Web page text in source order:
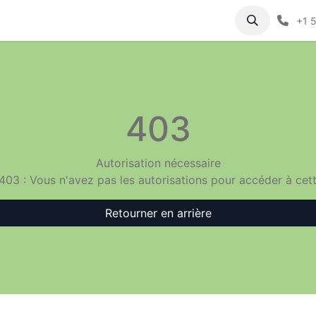
+1
403
Autorisation nécessaire
: Vous n'avez pas les autorisations pour accéder à
Retourner en arrière